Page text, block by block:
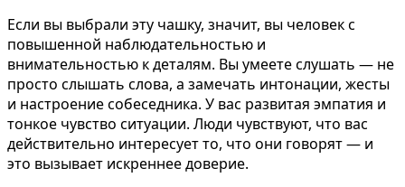
Если вы выбрали эту чашку, значит, вы человек с
повышенной наблюдательностью и
внимательностью к деталям. Вы умеете слушать — не
просто слышать слова, а замечать интонации, жесты
и настроение собеседника. У вас развитая эмпатия и
тонкое чувство ситуации. Люди чувствуют, что вас
действительно интересует то, что они говорят — и
это вызывает искреннее доверие.